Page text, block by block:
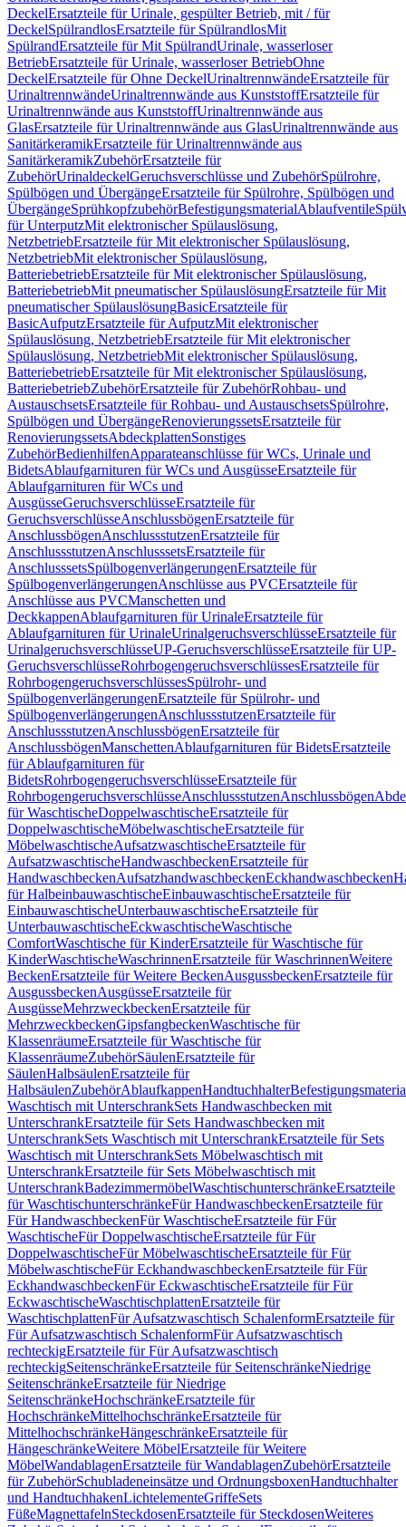
DeckelErsatzteile für Urinale, gespülter Betrieb, mit / für
DeckelSpülrandlosErsatzteile für SpülrandlosMit
SpülrandErsatzteile für Mit SpülrandUrinale, wasserloser
BetriebErsatzteile für Urinale, wasserloser BetriebOhne
DeckelErsatzteile für Ohne DeckelUrinaltrennwändeErsatzteile für
UrinaltrennwändeUrinaltrennwände aus KunststoffErsatzteile für
Urinaltrennwände aus KunststoffUrinaltrennwände aus
GlasErsatzteile für Urinaltrennwände aus GlasUrinaltrennwände aus
SanitärkeramikErsatzteile für Urinaltrennwände aus
SanitärkeramikZubehörErsatzteile für
ZubehörUrinaldeckelGeruchsverschlüsse und ZubehörSpülrohre,
Spülbögen und ÜbergängeErsatzteile für Spülrohre, Spülbögen und
ÜbergängeSprühkopfzubehörBefestigungsmaterialAblaufventile
für UnterputzMit elektronischer Spülauslösung,
NetzbetriebErsatzteile für Mit elektronischer Spülauslösung,
NetzbetriebMit elektronischer Spülauslösung,
BatteriebetriebErsatzteile für Mit elektronischer Spülauslösung,
BatteriebetriebMit pneumatischer SpülauslösungErsatzteile für Mit
pneumatischer SpülauslösungBasicErsatzteile für
BasicAufputzErsatzteile für AufputzMit elektronischer
Spülauslösung, NetzbetriebErsatzteile für Mit elektronischer
Spülauslösung, NetzbetriebMit elektronischer Spülauslösung,
BatteriebetriebErsatzteile für Mit elektronischer Spülauslösung,
BatteriebetriebZubehörErsatzteile für ZubehörRohbau- und
AustauschsetsErsatzteile für Rohbau- und AustauschsetsSpülrohre,
Spülbögen und ÜbergängeRenovierungssetsErsatzteile für
RenovierungssetsAbdeckplattenSonstiges
ZubehörBedienhilfenApparateanschlüsse für WCs, Urinale und
BidetsAblaufgarnituren für WCs und AusgüsseErsatzteile für
Ablaufgarnituren für WCs und
AusgüsseGeruchsverschlüsseErsatzteile für
GeruchsverschlüsseAnschlussbögenErsatzteile für
AnschlussbögenAnschlussstutzenErsatzteile für
AnschlussstutzenAnschlusssetsErsatzteile für
AnschlusssetsSpülbogenverlängerungenErsatzteile für
SpülbogenverlängerungenAnschlüsse aus PVCErsatzteile für
Anschlüsse aus PVCManschetten und
DeckkappenAblaufgarnituren für UrinaleErsatzteile für
Ablaufgarnituren für UrinaleUrinalgeruchsverschlüsseErsatzteile für
UrinalgeruchsverschlüsseUP-GeruchsverschlüsseErsatzteile für UP-
GeruchsverschlüsseRohrbogengeruchsverschlüssesErsatzteile für
RohrbogengeruchsverschlüssesSpülrohr- und
SpülbogenverlängerungenErsatzteile für Spülrohr- und
SpülbogenverlängerungenAnschlussstutzenErsatzteile für
AnschlussstutzenAnschlussbögenErsatzteile für
AnschlussbögenManschettenAblaufgarnituren für BidetsErsatzteile
für Ablaufgarnituren für
BidetsRohrbogengeruchsverschlüsseErsatzteile für
RohrbogengeruchsverschlüsseAnschlussstutzenAnschlussbögen
für WaschtischeDoppelwaschtischeErsatzteile für
DoppelwaschtischeMöbelwaschtischeErsatzteile für
MöbelwaschtischeAufsatzwaschtischeErsatzteile für
AufsatzwaschtischeHandwaschbeckenErsatzteile für
HandwaschbeckenAufsatzhandwaschbeckenEckhandwaschbecken
für HalbeinbauwaschtischeEinbauwaschtischeErsatzteile für
EinbauwaschtischeUnterbauwaschtischeErsatzteile für
UnterbauwaschtischeEckwaschtischeWaschtische
ComfortWaschtische für KinderErsatzteile für Waschtische für
KinderWaschtischeWaschrinnenErsatzteile für WaschrinnenWeitere
BeckenErsatzteile für Weitere BeckenAusgussbeckenErsatzteile für
AusgussbeckenAusgüsseErsatzteile für
AusgüsseMehrzweckbeckenErsatzteile für
MehrzweckbeckenGipsfangbeckenWaschtische für
KlassenräumeErsatzteile für Waschtische für
KlassenräumeZubehörSäulenErsatzteile für
SäulenHalbsäulenErsatzteile für
HalbsäulenZubehörAblaufkappenHandtuchhalter
Waschtisch mit UnterschrankSets Handwaschbecken mit
UnterschrankErsatzteile für Sets Handwaschbecken mit
UnterschrankSets Waschtisch mit UnterschrankErsatzteile für Sets
Waschtisch mit UnterschrankSets Möbelwaschtisch mit
UnterschrankErsatzteile für Sets Möbelwaschtisch mit
UnterschrankBadezimmermöbelWaschtischunterschränkeErsatzteile
für WaschtischunterschränkeFür HandwaschbeckenErsatzteile für
Für HandwaschbeckenFür WaschtischeErsatzteile für Für
WaschtischeFür DoppelwaschtischeErsatzteile für Für
DoppelwaschtischeFür MöbelwaschtischeErsatzteile für Für
MöbelwaschtischeFür EckhandwaschbeckenErsatzteile für Für
EckhandwaschbeckenFür EckwaschtischeErsatzteile für Für
EckwaschtischeWaschtischplattenErsatzteile für
WaschtischplattenFür Aufsatzwaschtisch SchalenformErsatzteile für
Für Aufsatzwaschtisch SchalenformFür Aufsatzwaschtisch
rechteckigErsatzteile für Für Aufsatzwaschtisch
rechteckigSeitenschränkeErsatzteile für SeitenschränkeNiedrige
SeitenschränkeErsatzteile für Niedrige
SeitenschränkeHochschränkeErsatzteile für
HochschränkeMittelhochschränkeErsatzteile für
MittelhochschränkeHängeschränkeErsatzteile für
HängeschränkeWeitere MöbelErsatzteile für Weitere
MöbelWandablagenErsatzteile für WandablagenZubehörErsatzteile
für ZubehörSchubladeneinsätze und OrdnungsboxenHandtuchhalter
und HandtuchhakenLichtelementeGriffeSets
FüßeMagnettafelnSteckdosenErsatzteile für SteckdosenWeiteres